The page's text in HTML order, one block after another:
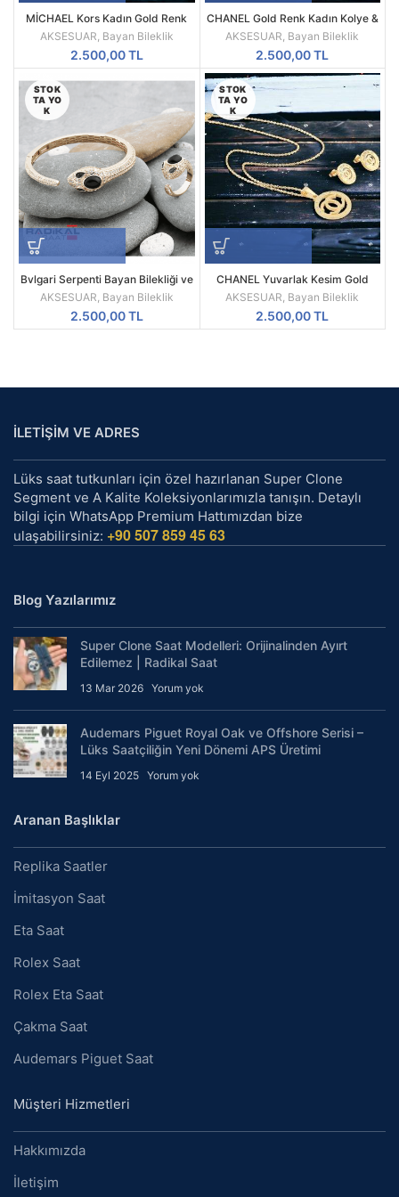
MİCHAEL Kors Kadın Gold Renk
Kolye & Küpe Seti
AKSESUAR Bayan Bileklik
2.500,00TL
CHANEL Gold Renk Kadın Kolye &
Küpe Seti
AKSESUAR Bayan Bileklik
2.500,00TL
STOK
TA YO
K
Bvlgari Serpenti Bayan Bilekliği ve
Yüzük Takı Seti Gold Black
AKSESUAR, Bayan Bileklik
2.500,00TL
STOK
TA YO
K
CHANEL Yuvarlak Kesim Gold
Renk Kadın Kolye & Küpe Seti
AKSESUAR, Bayan Bileklik
2.500,00TL
İLETİŞİM VE ADRES
Lüks saat tutkunları için özel hazırlanan Super Clone
Segment ve A Kalite Koleksiyonlarımızla tanışın. Detaylı
bilgi için WhatsApp Premium Hattımızdan bize
ulaşabilirsiniz: +90 507 859 45 63
Blog Yazılarımız
Super Clone Saat Modelleri: Orijinalinden Ayırt
Edilemez | Radikal Saat
13 Mar 2026 Yorum yok
Audemars Piguet Royal Oak ve Offshore Serisi –
Lüks Saatçiliğin Yeni Dönemi APS Üretimi
14 Eyl 2025 Yorum yok
Aranan Başlıklar
Replika Saatler
İmitasyon Saat
Eta Saat
Rolex Saat
Rolex Eta Saat
Çakma Saat
Audemars Piguet Saat
Müşteri Hizmetleri
Hakkımızda
İletişim